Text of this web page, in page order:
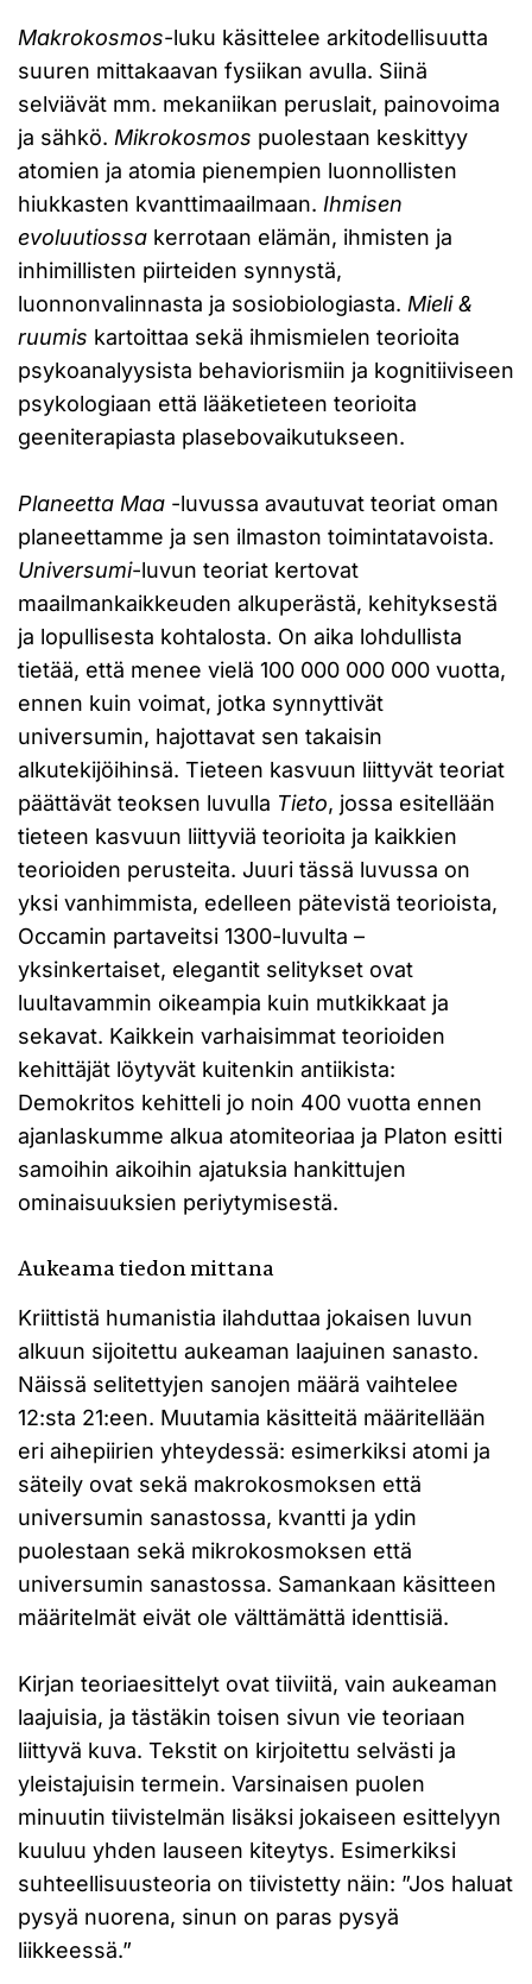
Makrokosmos-luku käsittelee arkitodellisuutta
suuren mittakaavan fysiikan avulla. Siinä
selviävät mm. mekaniikan peruslait, painovoima
ja sähkö. Mikrokosmos puolestaan keskittyy
atomien ja atomia pienempien luonnollisten
hiukkasten kvanttimaailmaan. Ihmisen
evoluutiossa kerrotaan elämän, ihmisten ja
inhimillisten piirteiden synnystä,
luonnonvalinnasta ja sosiobiologiasta. Mieli &
ruumis kartoittaa sekä ihmismielen teorioita
psykoanalyysista behaviorismiin ja kognitiiviseen
psykologiaan että lääketieteen teorioita
geeniterapiasta plasebovaikutukseen.
Planeetta Maa -luvussa avautuvat teoriat oman
planeettamme ja sen ilmaston toimintatavoista.
Universumi-luvun teoriat kertovat
maailmankaikkeuden alkuperästä, kehityksestä
ja lopullisesta kohtalosta. On aika lohdullista
tietää, että menee vielä 100 000 000 000 vuotta,
ennen kuin voimat, jotka synnyttivät
universumin, hajottavat sen takaisin
alkutekijöihinsä. Tieteen kasvuun liittyvät teoriat
päättävät teoksen luvulla Tieto, jossa esitellään
tieteen kasvuun liittyviä teorioita ja kaikkien
teorioiden perusteita. Juuri tässä luvussa on
yksi vanhimmista, edelleen pätevistä teorioista,
Occamin partaveitsi 1300-luvulta –
yksinkertaiset, elegantit selitykset ovat
luultavammin oikeampia kuin mutkikkaat ja
sekavat. Kaikkein varhaisimmat teorioiden
kehittäjät löytyvät kuitenkin antiikista:
Demokritos kehitteli jo noin 400 vuotta ennen
ajanlaskumme alkua atomiteoriaa ja Platon esitti
samoihin aikoihin ajatuksia hankittujen
ominaisuuksien periytymisestä.
Aukeama tiedon mittana
Kriittistä humanistia ilahduttaa jokaisen luvun
alkuun sijoitettu aukeaman laajuinen sanasto.
Näissä selitettyjen sanojen määrä vaihtelee
12:sta 21:een. Muutamia käsitteitä määritellään
eri aihepiirien yhteydessä: esimerkiksi atomi ja
säteily ovat sekä makrokosmoksen että
universumin sanastossa, kvantti ja ydin
puolestaan sekä mikrokosmoksen että
universumin sanastossa. Samankaan käsitteen
määritelmät eivät ole välttämättä identtisiä.
Kirjan teoriaesittelyt ovat tiiviitä, vain aukeaman
laajuisia, ja tästäkin toisen sivun vie teoriaan
liittyvä kuva. Tekstit on kirjoitettu selvästi ja
yleistajuisin termein. Varsinaisen puolen
minuutin tiivistelmän lisäksi jokaiseen esittelyyn
kuuluu yhden lauseen kiteytys. Esimerkiksi
suhteellisuusteoria on tiivistetty näin: ”Jos haluat
pysyä nuorena, sinun on paras pysyä
liikkeessä.”